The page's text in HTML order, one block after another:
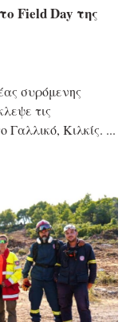
Field Day της
συρόμενης
τις
Γαλλικό, Κιλκίς.